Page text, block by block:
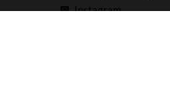
Instagram